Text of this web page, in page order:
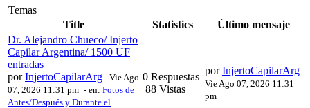
Temas
Title
Statistics
Último mensaje
Dr. Alejandro Chueco/ Injerto
Capilar Argentina/ 1500 UF
entradas
porInjertoCapilarArg - Vie Ago
07, 2026 11:31 pm - en: Fotos de
Antes/Después y Durante el
0 Respuestas
88 Vistas
porInjertoCapilarArg
Vie Ago 07, 2026 11:31
pm